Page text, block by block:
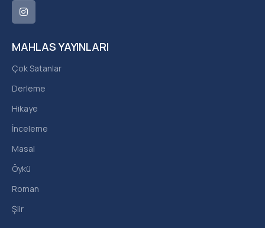
MAHLAS YAYINLARI
Çok Satanlar
Derleme
Hikaye
İnceleme
Masal
Öykü
Roman
Şiir